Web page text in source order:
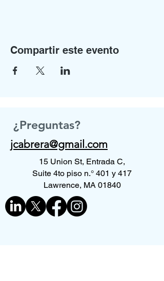
Compartir este evento
¿Preguntas?
jcabrera@gmail.com
15 Union St, Entrada C,
Suite 4to piso n.° 401 y 417
Lawrence, MA 01840